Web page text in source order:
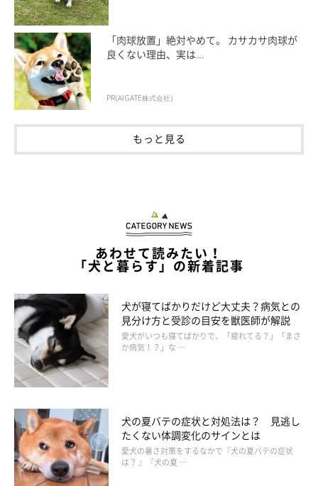
照らして危険を予防しよう！
ワンちゃんは夜目がきくので、道に落ちているものに飼い主さん
より早く気付いて誤食してしまうことがあります。足元を照らし
片手でリードを短めに持ち、もう片方の手で懐中電灯を持ちま
す。1～2ｍほど先を照らしながら歩きましょう。夏はお祭りなど
のイベントが開催されてゴミが落ちていることもあるので、事前
に散歩ルートを確認しておくとよいですね。
懐中電灯には、バッグなどに付けられる小型で軽いキーホルダー
タイプや、首にかけて使えるハンズフリータイプもあります。飼
い主さんとワンちゃんに合ったタイプの懐中電灯をぜひ探してく
ださいね。
「肉球放置」絶対やめて。 カサカサ肉球が
良くない理由、実は...
PR(AIGATE株式会社)
もっと見る
あわせて読みたい！
「犬と暮らす」の新着記事
犬が寝てばかりだけど大丈夫？病気との
見分け方と受診の目安を獣医師が解説
愛犬がいつも寝てばかりで、「疲れてる？」「まさ
か病気！？」な …
犬の夏バテの症状と対処法は？ 見逃し
たくない体調変化のサインとは
愛犬の暑さ対策をするなかで『犬の夏バテの症状
は？ 』『犬の夏 …